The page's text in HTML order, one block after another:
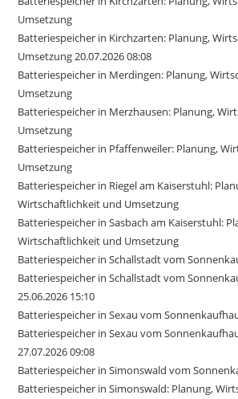
Umsetzung
Batteriespeicher in Kirchzarten: Planung,
Umsetzung 20.07.2026 08:08
Batteriespeicher in Merdingen: Planung,
Umsetzung
Batteriespeicher in Merzhausen: Planung,
Umsetzung
Batteriespeicher in Pfaffenweiler: Planung,
Umsetzung
Batteriespeicher in Riegel am Kaiserstuhl:
Wirtschaftlichkeit und Umsetzung
Batteriespeicher in Sasbach am Kaiserstuhl:
Wirtschaftlichkeit und Umsetzung
Batteriespeicher in Schallstadt vom
Batteriespeicher in Schallstadt vom
25.06.2026 15:10
Batteriespeicher in Sexau vom
Batteriespeicher in Sexau vom
27.07.2026 09:08
Batteriespeicher in Simonswald vom
Batteriespeicher in Simonswald: Planung,